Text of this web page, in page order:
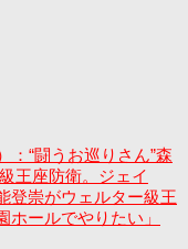
：“闘うお巡りさん”森
王座防衛。ジェイ
登崇がウェルター級王
ールでやりたい」